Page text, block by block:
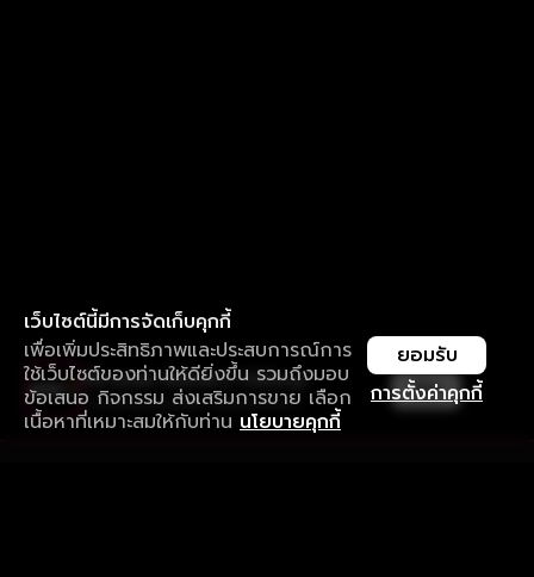
เว็บไซต์นี้มีการจัดเก็บคุกกี้
เพื่อเพิ่มประสิทธิภาพและประสบการณ์การ
ใช้เว็บไซต์ของท่านให้ดียิ่งขึ้น รวมถึงมอบ
ข้อเสนอ กิจกรรม ส่งเสริมการขาย เลือก
เนื้อหาที่เหมาะสมให้กับท่าน นโยบายคุกกี้
การตั้งค่าคุกกี้
ยอมรับ
ใช้งานแอป ลื่นไหลกว่า ไม่มีสะดุด
ดาวน์โหลดแอปเพื่อการรับชมที่ดีกว่า เปิด